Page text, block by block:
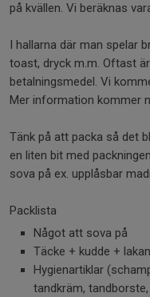
på kvällen. Vi beräknas
I hallarna där man spelar
toast, dryck m.m. Oftast
betalningsmedel. Vi
Mer information kommer
Tänk på att packa så det
en liten bit med
sova på ex. upplåsbar
Packlista
Något att sova på
Täcke + kudde + lakan
Hygienartiklar
tandkräm,